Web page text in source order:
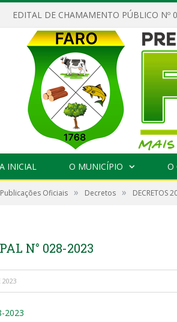
EDITAL DE CHAMAMENTO PÚBLICO Nº
INICIAL O MUNICÍPIO O
Publicações Oficiais » Decretos » DECRETOS
N° 028-2023
2023
2023